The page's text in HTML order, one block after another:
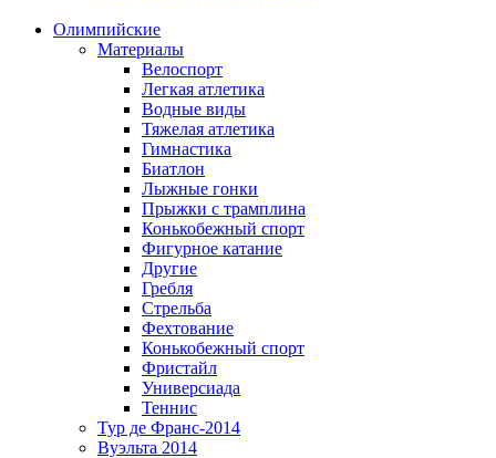
Олимпийские
Материалы
Велоспорт
Легкая атлетика
Водные виды
Тяжелая атлетика
Гимнастика
Биатлон
Лыжные гонки
Прыжки с трамплина
Конькобежный спорт
Фигурное катание
Другие
Гребля
Стрельба
Фехтование
Конькобежный спорт
Фристайл
Универсиада
Теннис
Тур де Франс-2014
Вуэльта 2014